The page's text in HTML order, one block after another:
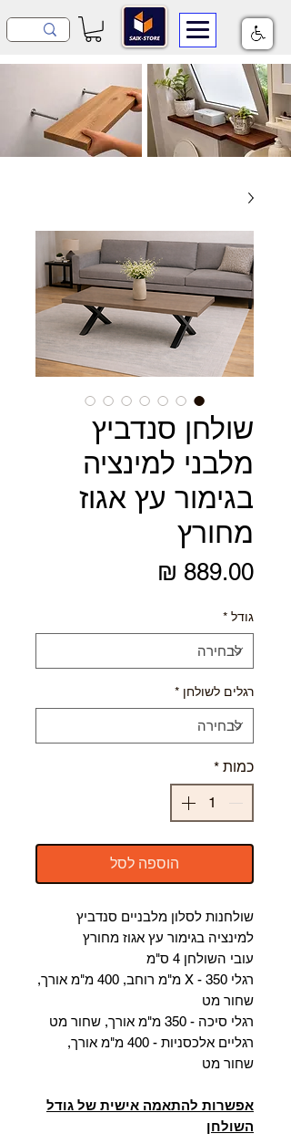
שולחן סנדביץ
מלבני למינציה
בגימור עץ אגוז
מחורץ
גודל *
רגלים לשולחן *
כמות *
הוספה לסל
שולחנות לסלון מלבניים סנדביץ
למינציה בגימור עץ אגוז מחורץ
עובי השולחן 4 ס"מ
רגלי X - 350 מ"מ רוחב, 400 מ"מ אורך,
שחור מט
רגלי סיכה - 350 מ"מ אורך, שחור מט
רגליים אלכסניות - 400 מ"מ אורך,
שחור מט
אפשרות להתאמה אישית של גודל
השולחן